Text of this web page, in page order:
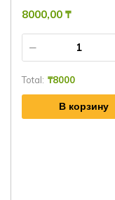
8000,00 ₸
Total: ₸8000
В корзину